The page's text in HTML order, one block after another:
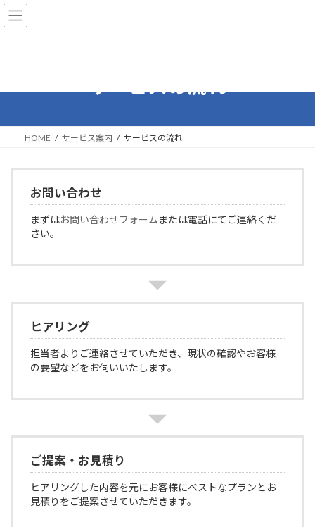
コ
ン
ス
ナ
ビ
ン
サービスの流れ
HOME サービス案内 サービスの流れ
お問い合わせ
まずはお問い合わせフォームまたは電話にてご連絡くだ
さい。
ヒアリング
担当者よりご連絡させていただき、現状の確認やお客様
の要望などをお伺いいたします。
ご提案・お見積り
ヒアリングした内容を元にお客様にベストなプランとお
見積りをご提案させていただきます。